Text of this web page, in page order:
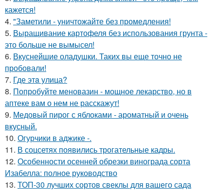
кажется!
4. "Заметили - уничтожайте без промедления!
5. Выращивание картофеля без использования грунта -
это больше не вымысел!
6. Вкуснейшие оладушки. Таких вы еще точно не
пробовали!
7. Где этa улица?
8. Попробуйте меновазин - мощное лекарство, но в
аптеке вам о нем не расскажут!
9. Медовый пирог с яблоками - ароматный и очень
вкусный.
10. Огурчики в аджике -.
11. В соцсетях появились трогательные кадры.
12. Особенности осенней обрезки винограда сорта
Изабелла: полное руководство
13. ТОП-30 лучших сортов свеклы для вашего сада